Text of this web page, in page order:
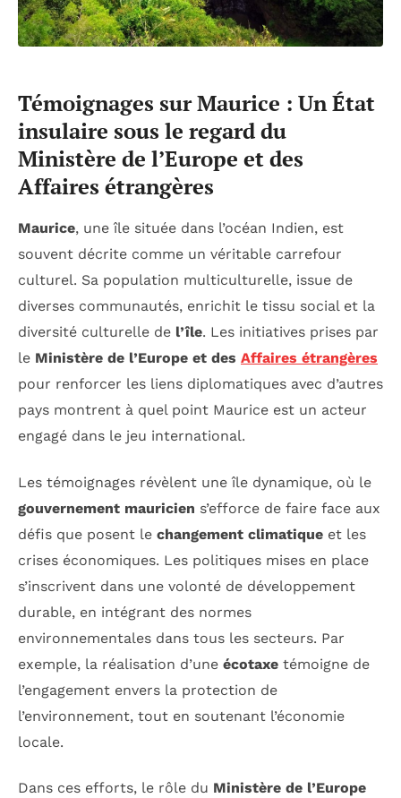
Témoignages sur Maurice : Un État
insulaire sous le regard du
Ministère de l’Europe et des
Affaires étrangères
Maurice, une île située dans l’océan Indien, est
souvent décrite comme un véritable carrefour
culturel. Sa population multiculturelle, issue de
diverses communautés, enrichit le tissu social et la
diversité culturelle de l’île. Les initiatives prises par
le Ministère de l’Europe et des Affaires étrangères
pour renforcer les liens diplomatiques avec d’autres
pays montrent à quel point Maurice est un acteur
engagé dans le jeu international.
Les témoignages révèlent une île dynamique, où le
gouvernement mauricien s’efforce de faire face aux
défis que posent le changement climatique et les
crises économiques. Les politiques mises en place
s’inscrivent dans une volonté de développement
durable, en intégrant des normes
environnementales dans tous les secteurs. Par
exemple, la réalisation d’une écotaxe témoigne de
l’engagement envers la protection de
l’environnement, tout en soutenant l’économie
locale.
Dans ces efforts, le rôle du Ministère de l’Europe